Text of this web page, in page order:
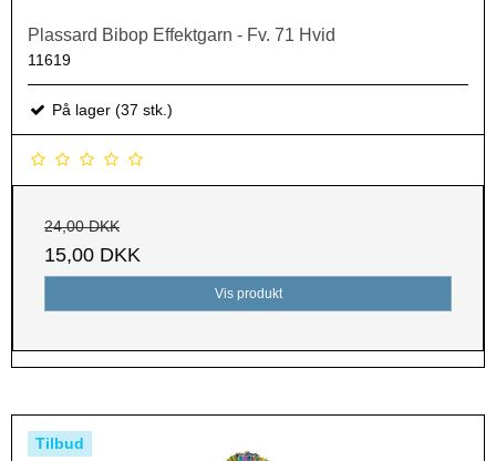
Plassard Bibop Effektgarn - Fv. 71 Hvid
11619
På lager (37 stk.)
24,00 DKK
15,00 DKK
Vis produkt
Tilbud